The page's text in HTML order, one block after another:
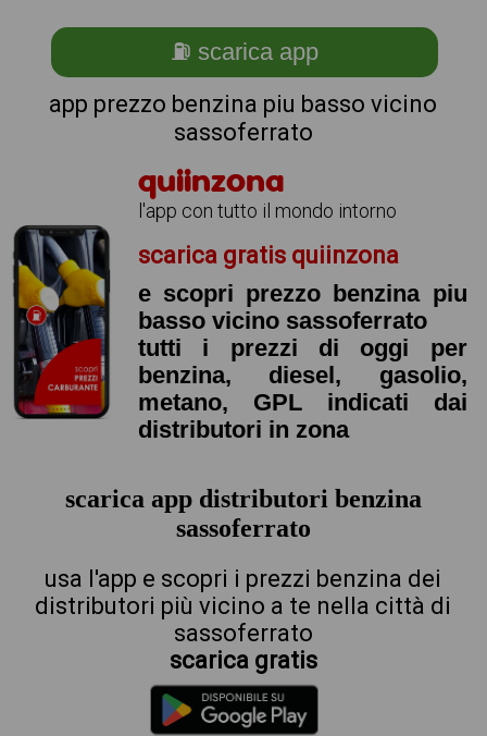
⛽ scarica app
app prezzo benzina piu basso vicino
sassoferrato
quiinzona
l'app con tutto il mondo intorno
scarica gratis quiinzona
e scopri prezzo benzina piu
basso vicino sassoferrato
tutti i prezzi di oggi per
benzina, diesel, gasolio,
metano, GPL indicati dai
distributori in zona
scarica app distributori benzina
sassoferrato
usa l'app e scopri i prezzi benzina dei
distributori più vicino a te nella città di
sassoferrato
scarica gratis